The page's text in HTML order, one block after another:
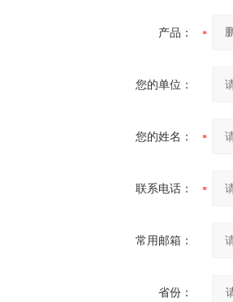
产品：
您的单位：
您的姓名：
联系电话：
常用邮箱：
省份：